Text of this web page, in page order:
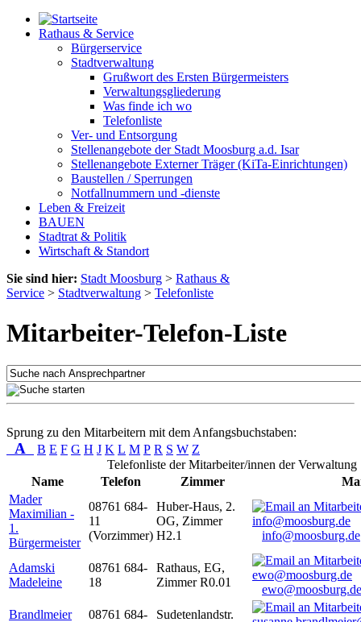
Rathaus & Service
Bürgerservice
Stadtverwaltung
Grußwort des Ersten Bürgermeisters
Verwaltungsgliederung
Was finde ich wo
Telefonliste
Ver- und Entsorgung
Stellenangebote der Stadt Moosburg a.d. Isar
Stellenangebote Externer Träger (KiTa-Einrichtungen)
Baustellen / Sperrungen
Notfallnummern und -dienste
Leben & Freizeit
BAUEN
Stadtrat & Politik
Wirtschaft & Standort
Sie sind hier: Stadt Moosburg > Rathaus &
Service > Stadtverwaltung > Telefonliste
Mitarbeiter-Telefon-Liste
Sprung zu den Mitarbeitern mit dem Anfangsbuchstaben:
A B E F G H J K L M P R S W Z
Telefonliste der Mitarbeiter/innen der Verwaltung
Name
Telefon Zimmer
Mader
Maximilian -
1.
Bürgermeister
08761 684-
11
(Vorzimmer)
Huber-Haus, 2.
OG, Zimmer
H2.1
info@moosburg.de
Adamski
Madeleine
08761 684-
18
Rathaus, EG,
Zimmer R0.01
ewo@moosburg.de
Brandlmeier
08761 684-
Sudetenlandstr.